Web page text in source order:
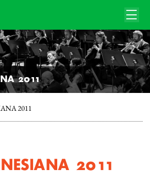
2011
2011
2011